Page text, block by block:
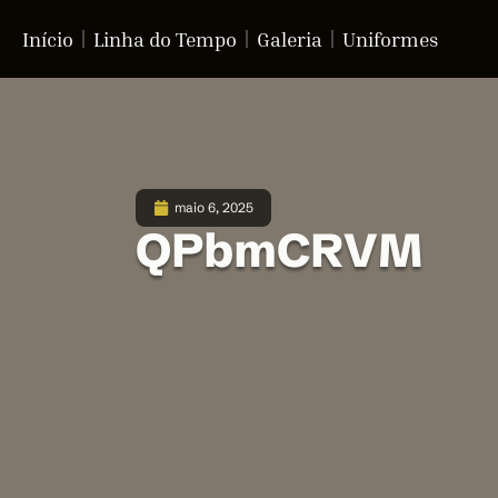
Início Linha do Tempo Galeria Uniformes
maio 6, 2025
QPbmCRVM